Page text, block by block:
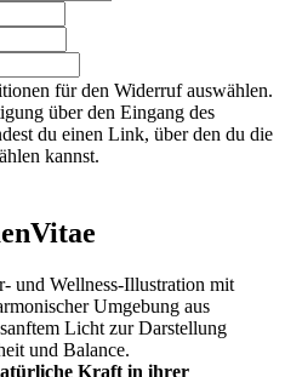
für den Widerruf auswählen.
über den Eingang des
du einen Link, über den du die
kannst.
Kraft in ihrer